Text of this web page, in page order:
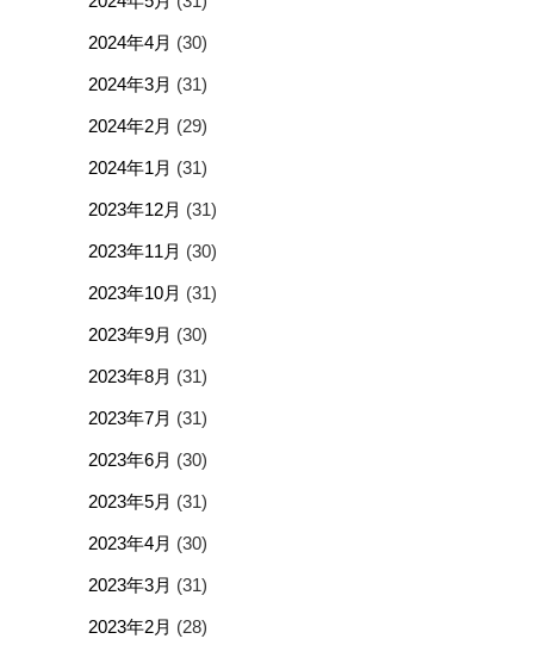
2024年4月 (30)
2024年3月 (31)
2024年2月 (29)
2024年1月 (31)
2023年12月 (31)
2023年11月 (30)
2023年10月 (31)
2023年9月 (30)
2023年8月 (31)
2023年7月 (31)
2023年6月 (30)
2023年5月 (31)
2023年4月 (30)
2023年3月 (31)
2023年2月 (28)